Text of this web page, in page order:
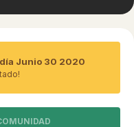
Junio 30 2020